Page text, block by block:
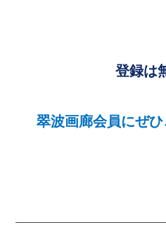
登録は
翠波画廊会員にぜ